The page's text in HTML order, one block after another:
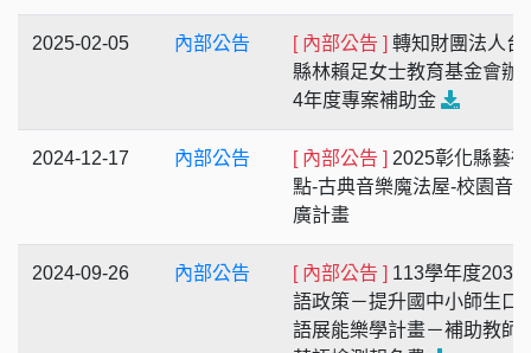
2025-02-05 內部公告 [ 內部公告 ] 轉知財團法人台
縣林賴足女士教育基金會辦
4年度專案補助金
2024-12-17 內部公告 [ 內部公告 ] 2025彰化縣藝
點-古典音樂魔法屋-校園音
廣計畫
2024-09-26 內部公告 [ 內部公告 ] 113學年度2030
語政策－提升國中小師生口
語展能樂學計畫－補助教師